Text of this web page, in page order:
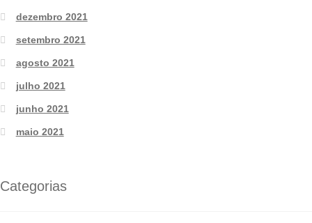
dezembro 2021
setembro 2021
agosto 2021
julho 2021
junho 2021
maio 2021
Categorias